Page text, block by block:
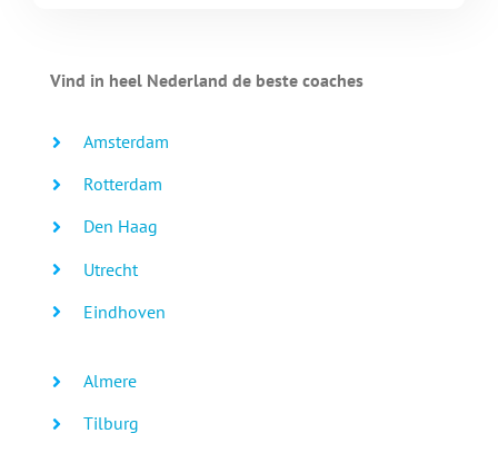
Vind in heel Nederland de beste coaches
Amsterdam
Rotterdam
Den Haag
Utrecht
Eindhoven
Almere
Tilburg